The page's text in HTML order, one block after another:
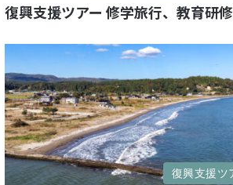
復興支援ツアー 修学旅行、教育研修
復興支援ツ